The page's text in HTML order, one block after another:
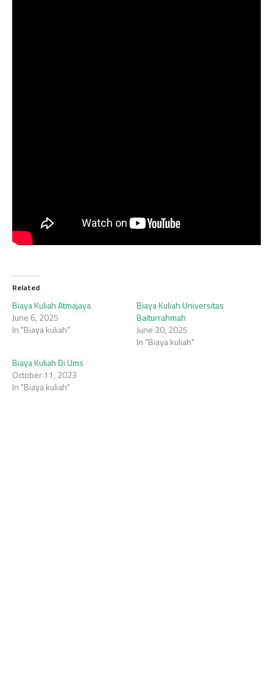
Related
Biaya Kuliah Atmajaya
June 6, 2025
In "Biaya kuliah"
Biaya Kuliah Universitas
Baiturrahmah
June 20, 2025
In "Biaya kuliah"
Biaya Kuliah Di Ums
October 11, 2023
In "Biaya kuliah"